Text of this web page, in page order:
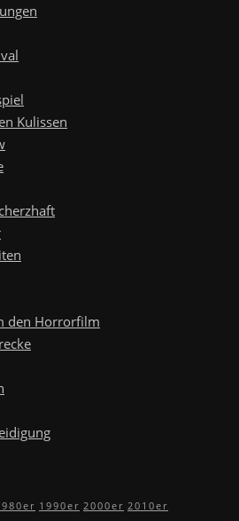
Kulissen
den Horrorfilm
1990er 2000er 2010er